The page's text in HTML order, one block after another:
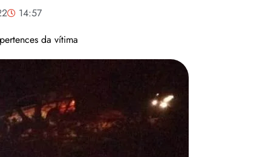
14:57
da vítima